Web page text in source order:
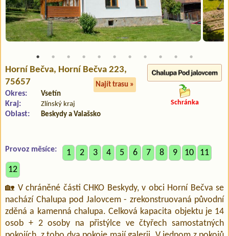
Horní Bečva, Horní Bečva 223,
75657
Najít trasu »
Okres: Vsetín
Kraj: Zlínský kraj
Oblast: Beskydy a Valašsko
Schránka
Provoz měsíce: 1 2 3 4 5 6 7 8 9 10
11
12
🏡 V chráněné části CHKO Beskydy, v obci Horní Bečva se
nachází Chalupa pod Jalovcem - zrekonstruovaná původní
zděná a kamenná chalupa. Celková kapacita objektu je 14
osob + 2 osoby na přistýlce ve čtyřech samostatných